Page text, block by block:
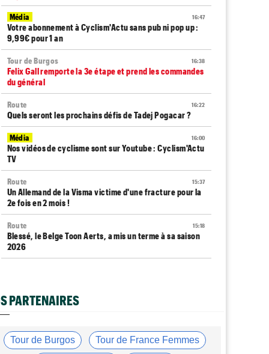
16:47
Média
Votre abonnement à Cyclism'Actu sans pub ni pop up :
9,99€ pour 1 an
16:38
Tour de Burgos
Felix Gall remporte la 3e étape et prend les commandes
du général
16:22
Route
Quels seront les prochains défis de Tadej Pogacar ?
16:00
Média
Nos vidéos de cyclisme sont sur Youtube : Cyclism'Actu
TV
15:37
Route
Un Allemand de la Visma victime d'une fracture pour la
2e fois en 2 mois !
15:18
Route
Blessé, le Belge Toon Aerts, a mis un terme à sa saison
2026
Tour de France Femmes
Demi"
PARTENAIRES
Tour de Burgos Tour de France Femmes